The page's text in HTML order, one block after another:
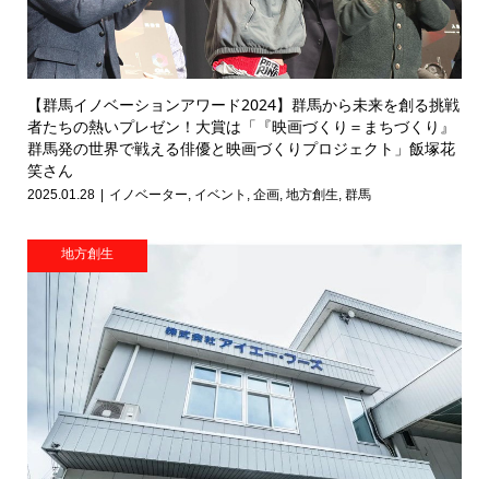
【群馬イノベーションアワード2024】群馬から未来を創る挑戦
者たちの熱いプレゼン！大賞は「『映画づくり＝まちづくり』
群馬発の世界で戦える俳優と映画づくりプロジェクト」飯塚花
笑さん
2025.01.28 イノベーター イベント 企画, 地方創生 群馬
地方創生